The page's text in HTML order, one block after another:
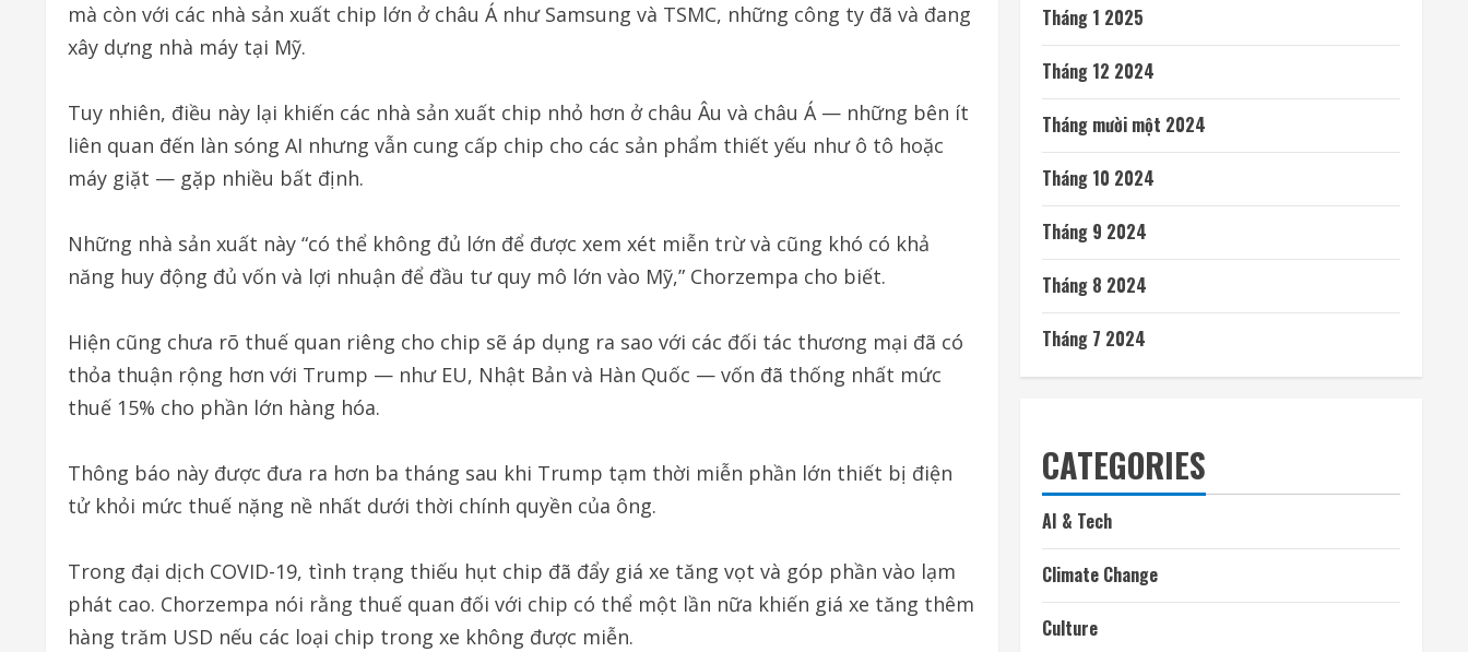
mà còn với các nhà sản xuất chip lớn ở châu Á như Samsung và TSMC, những công ty đã và đang
xây dựng nhà máy tại Mỹ.
Tuy nhiên, điều này lại khiến các nhà sản xuất chip nhỏ hơn ở châu Âu và châu Á — những bên ít
liên quan đến làn sóng AI nhưng vẫn cung cấp chip cho các sản phẩm thiết yếu như ô tô hoặc
máy giặt — gặp nhiều bất định.
Những nhà sản xuất này “có thể không đủ lớn để được xem xét miễn trừ và cũng khó có khả
năng huy động đủ vốn và lợi nhuận để đầu tư quy mô lớn vào Mỹ,” Chorzempa cho biết.
Hiện cũng chưa rõ thuế quan riêng cho chip sẽ áp dụng ra sao với các đối tác thương mại đã có
thỏa thuận rộng hơn với Trump — như EU, Nhật Bản và Hàn Quốc — vốn đã thống nhất mức
thuế 15% cho phần lớn hàng hóa.
Thông báo này được đưa ra hơn ba tháng sau khi Trump tạm thời miễn phần lớn thiết bị điện
tử khỏi mức thuế nặng nề nhất dưới thời chính quyền của ông.
Trong đại dịch COVID-19, tình trạng thiếu hụt chip đã đẩy giá xe tăng vọt và góp phần vào lạm
phát cao. Chorzempa nói rằng thuế quan đối với chip có thể một lần nữa khiến giá xe tăng thêm
hàng trăm USD nếu các loại chip trong xe không được miễn.
Tháng 1 2025
Tháng 12 2024
Tháng mười một 2024
Tháng 10 2024
Tháng 9 2024
Tháng 8 2024
Tháng 7 2024
CATEGORIES
AI & Tech
Climate Change
Culture